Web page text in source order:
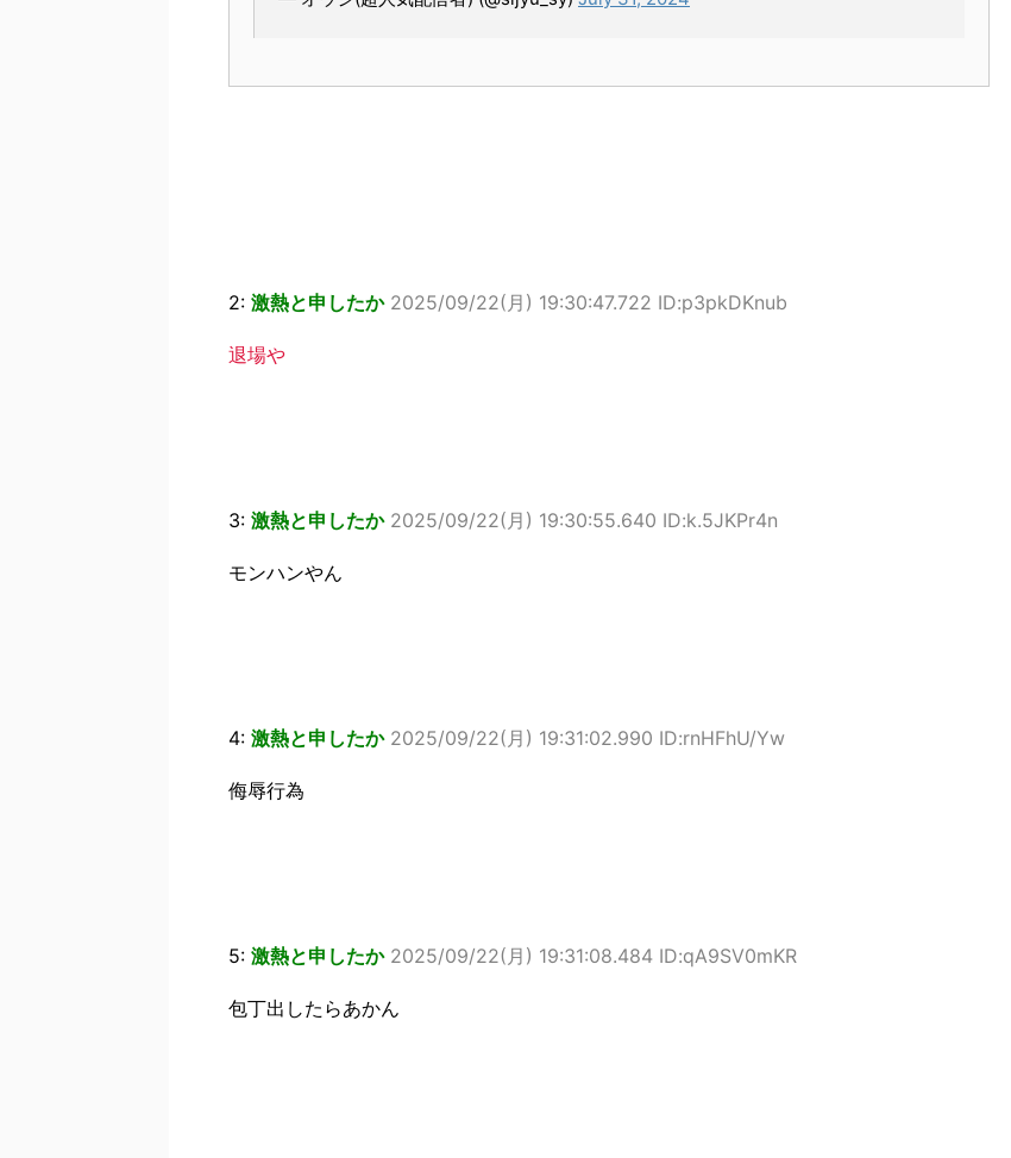
2: 激熱と申したか 2025/09/22(月) 19:30:47.722 ID:p3pkDKnub
退場や
3: 激熱と申したか 2025/09/22(月) 19:30:55.640 ID:k.5JKPr4n
モンハンやん
4: 激熱と申したか 2025/09/22(月) 19:31:02.990 ID:rnHFhU/Yw
侮辱行為
5: 激熱と申したか 2025/09/22(月) 19:31:08.484 ID:qA9SV0mKR
包丁出したらあかん